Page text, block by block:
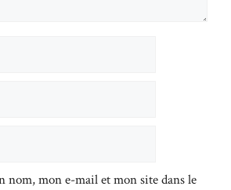
nom, mon e-mail et mon site dans le